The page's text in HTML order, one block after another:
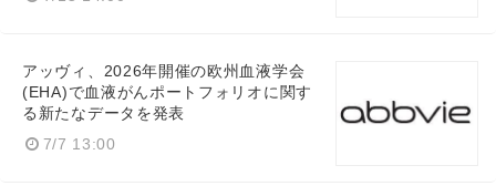
アッヴィ、2026年開催の欧州血液学会
(EHA)で血液がんポートフォリオに関す
る新たなデータを発表
7/7 13:00